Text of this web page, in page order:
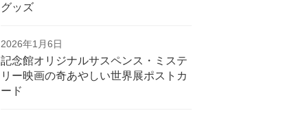
グッズ
2026年1月6日
記念館オリジナルサスペンス・ミステ
リー映画の奇あやしい世界展ポストカ
ード